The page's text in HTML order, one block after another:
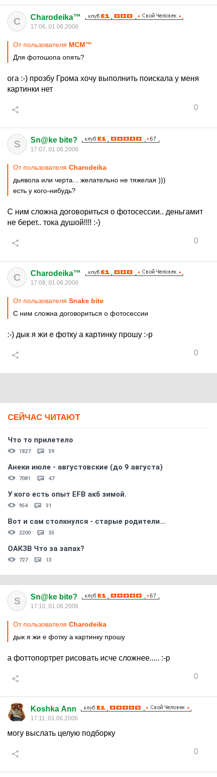
C Charodeika™
17:06, 01.06.2006
От пользователя MСM™
Для фотошопа опять?
ога :-) прозбу Грома хочу выполнить поискала у меня
картинки нет
0
S Sn@ke bite?
17:07, 01.06.2006
От пользователя Charodeika
дьявола или черта... желательно не тяжелая )))
есть у кого-нибудь?
С ним сложна договориться о фотосессии.. деньгамит
не берет.. тока душой!!!! :-)
0
C Charodeika™
17:08, 01.06.2006
От пользователя Snake bite
С ним сложна договориться о фотосессии
:-) дык я жи е фотку а картинку прошу :-p
0
СЕЙЧАС ЧИТАЮТ
Что то прилетело
1827 59
Анеки июле - августовские (до 9 августа)
7081 47
У кого есть опыт EFB акб зимой.
954 31
Вот и сам столкнулся - старые родители...
2200 35
ОАКЗВ Что за запах?
727 13
S Sn@ke bite?
17:10, 01.06.2006
От пользователя Charodeika
дык я жи е фотку а картинку прошу
а фоттопортрет рисовать исче сложнее..... :-p
0
Koshka Ann
17:11, 01.06.2006
могу выслать целую подборку
0